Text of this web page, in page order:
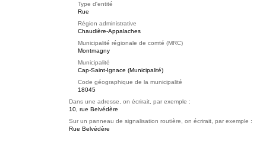
Type d'entité
Rue
Région administrative
Chaudière-Appalaches
Municipalité régionale de comté (MRC)
Montmagny
Municipalité
Cap-Saint-Ignace (Municipalité)
Code géographique de la municipalité
18045
Dans une adresse, on écrirait, par exemple :
10, rue Belvédère
Sur un panneau de signalisation routière, on écrirait, par exemple :
Rue Belvédère